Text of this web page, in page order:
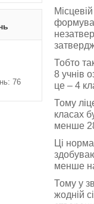
Тобто
8 учнів
це – 4
Тому
класах
менше
Ці
менше
Тому у
жодній
76